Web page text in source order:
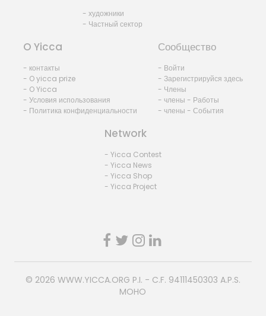
- художники
- Частный сектор
O Yicca
- контакты
- O yicca prize
- O Yicca
- Условия использования
- Политика конфиденциальности
Сообщество
- Войти
- Зарегистрируйся здесь
- Члены
- члены - Работы
- члены - События
Network
- Yicca Contest
- Yicca News
- Yicca Shop
- Yicca Project
© 2026 WWW.YICCA.ORG P.I. - C.F. 94111450303 A.P.S.
MOHO